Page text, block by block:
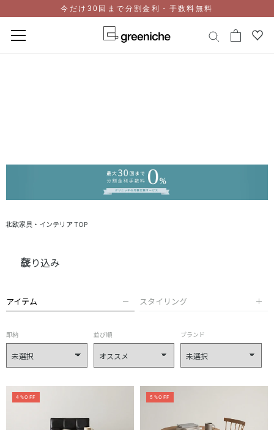
ッ
今だけ30回まで分割金利・手数料無料
北欧家具・インテリア TOP
絞り込み
アイテム スタイリング
即納 並び順 ブランド
4%OFF 5%OFF